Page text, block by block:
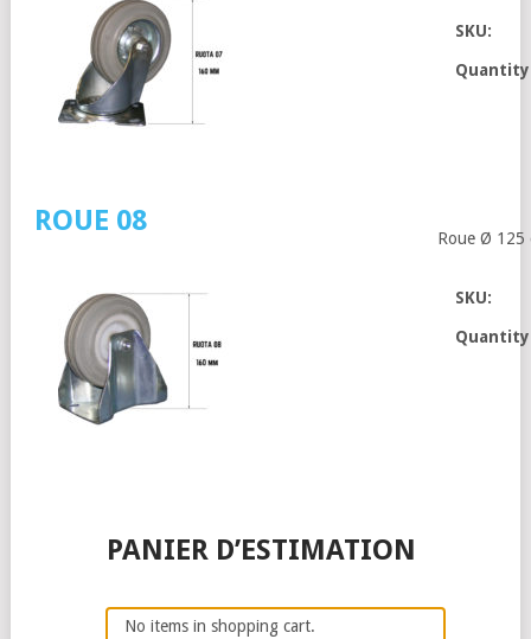
SKU:
ROUE 08
Roue Ø 125
SKU:
PANIER D’ESTIMATION
No items in shopping cart.